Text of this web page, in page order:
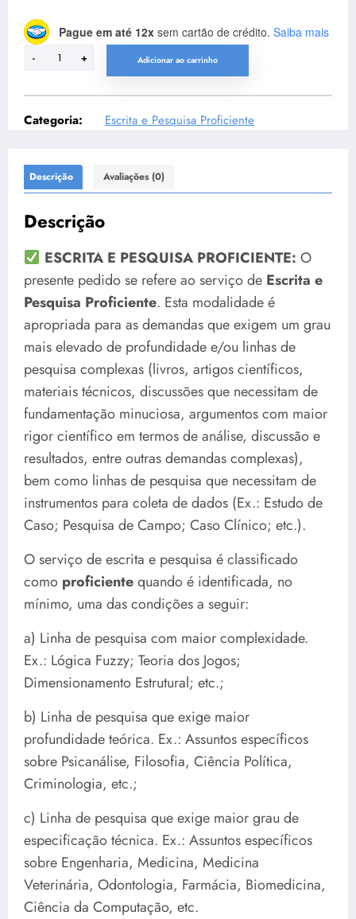
Pague em até 12x sem cartão de crédito. Saiba mais
- + Adicionar ao carrinho
Categoria: Escrita e Pesquisa Proficiente
Descrição Avaliações (0)
Descrição
ESCRITA E PESQUISA PROFICIENTE: O
presente pedido se refere ao serviço de Escrita e
Pesquisa Proficiente. Esta modalidade é
apropriada para as demandas que exigem um grau
mais elevado de profundidade e/ou linhas de
pesquisa complexas (livros, artigos científicos,
materiais técnicos, discussões que necessitam de
fundamentação minuciosa, argumentos com maior
rigor científico em termos de análise, discussão e
resultados, entre outras demandas complexas),
bem como linhas de pesquisa que necessitam de
instrumentos para coleta de dados (Ex.: Estudo de
Caso; Pesquisa de Campo; Caso Clínico; etc.).
O serviço de escrita e pesquisa é classificado
como proficientequando é identificada, no
mínimo, uma das condições a seguir:
a) Linha de pesquisa com maior complexidade.
Ex.: Lógica Fuzzy; Teoria dos Jogos;
Dimensionamento Estrutural; etc.;
b) Linha de pesquisa que exige maior
profundidade teórica. Ex.: Assuntos específicos
sobre Psicanálise, Filosofia, Ciência Política,
Criminologia, etc.;
c) Linha de pesquisa que exige maior grau de
especificação técnica. Ex.: Assuntos específicos
sobre Engenharia, Medicina, Medicina
Veterinária, Odontologia, Farmácia, Biomedicina,
Ciência da Computação, etc.